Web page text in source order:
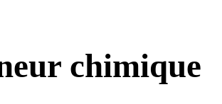
chimique